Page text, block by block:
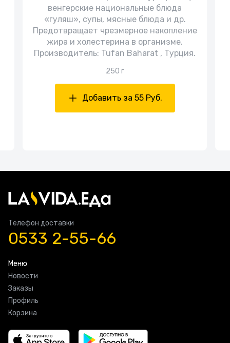
венгерские национальные блюда
«гуляш», супы, мясные блюда и др.
Предотвращает чрезмерное накопление
жира и холестерина в организме.
Производитель: Tufan Baharat , Турция.
250 г
Добавить за 55 Руб.
Телефон доставки
0533 2-55-66
Меню
Новости
Заказы
Профиль
Корзина